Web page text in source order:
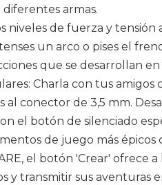
armas.
niveles de fuerza y
un arco o pises el
que se desarrollan
Charla con tus amigos
conector de 3,5 mm.
el botón de silenciado
de juego más épicos
el botón 'Crear' ofrece a
transmitir sus aventuras